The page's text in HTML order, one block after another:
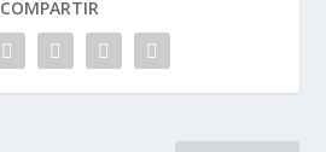
COMPARTIR